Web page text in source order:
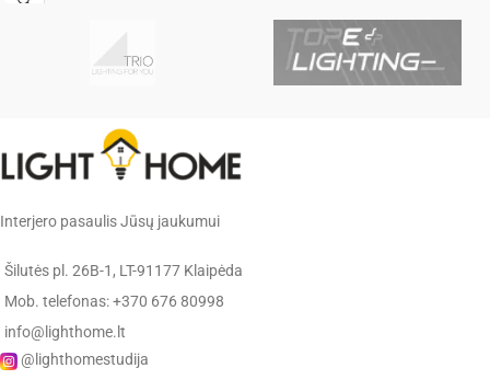
Spalva: balta
Medžiaga:
metalas /
Gamintojas:
(Italija)
Interjero pasaulis Jūsų jaukumui
Šilutės pl. 26B-1, LT-91177 Klaipėda
Mob. telefonas: +370 676 80998
info@lighthome.lt
@lighthomestudija